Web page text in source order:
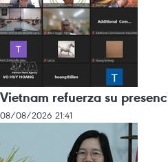
Vietnam refuerza su
08/08/2026 21:41